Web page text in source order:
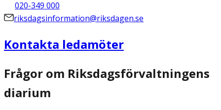
020-349 000
riksdagsinformation@riksdagen.se
Kontakta ledamöter
Frågor om Riksdagsförvaltningens
diarium